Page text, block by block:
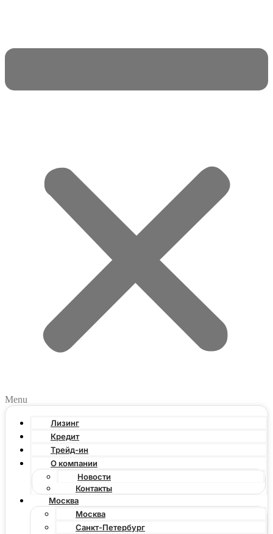
Menu
Лизинг
Кредит
Трейд-ин
О компании
Новости
Контакты
Москва
Москва
Санкт-Петербург